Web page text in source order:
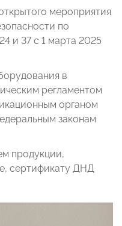
мероприятия
по
и 37 с 1 марта 2025
в
регламентом
органом
законам
продукции,
сертификату ДНД